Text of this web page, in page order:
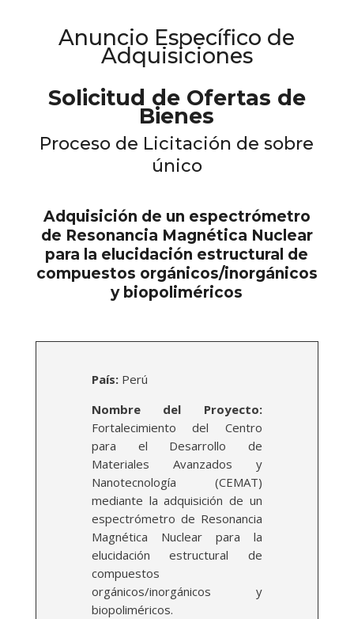
Anuncio Específico de
Adquisiciones
Solicitud de Ofertas de
Bienes
Proceso de Licitación de sobre
único
Adquisición de un espectrómetro
de Resonancia Magnética Nuclear
para la elucidación estructural de
compuestos orgánicos/inorgánicos
y biopoliméricos
País: Perú
Nombre del Proyecto:
Fortalecimiento del Centro
para el Desarrollo de
Materiales Avanzados y
Nanotecnología (CEMAT)
mediante la adquisición de un
espectrómetro de Resonancia
Magnética Nuclear para la
elucidación estructural de
compuestos
orgánicos/inorgánicos y
biopoliméricos.